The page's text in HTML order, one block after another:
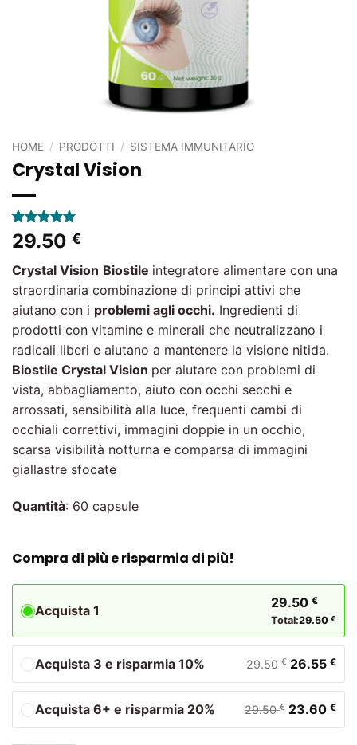
HOME / PRODOTTI / SISTEMA IMMUNITARIO
Crystal Vision
Valutato5
su 5 su
2
recensioni
29.50 €
Crystal Vision Biostile integratore alimentare con una
straordinaria combinazione di principi attivi che
aiutano con i problemi agli occhi. Ingredienti di
prodotti con vitamine e minerali che neutralizzano i
radicali liberi e aiutano a mantenere la visione nitida.
Biostile Crystal Vision per aiutare con problemi di
vista, abbagliamento, aiuto con occhi secchi e
arrossati, sensibilità alla luce, frequenti cambi di
occhiali correttivi, immagini doppie in un occhio,
scarsa visibilità notturna e comparsa di immagini
giallastre sfocate
Quantità: 60 capsule
Compra di più e risparmia di più!
Acquista 1 29.50 €
Total:29.50 €
Acquista 3 e risparmia 10% 29.50€ 26.55 €
Acquista 6+ e risparmia 20% 29.50€ 23.60 €